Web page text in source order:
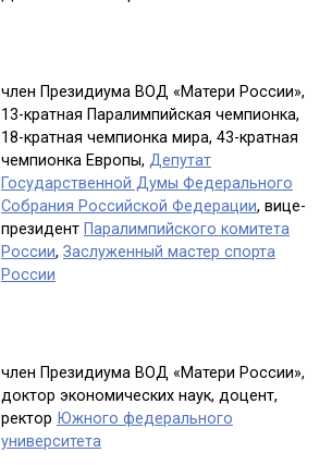
член Президиума ВОД «Матери России»,
13-кратная Паралимпийская чемпионка,
18-кратная чемпионка мира, 43-кратная
чемпионка Европы, Депутат
Государственной Думы Федерального
Собрания Российской Федерации, вице-
президент Паралимпийского комитета
России, Заслуженный мастер спорта
России
член Президиума ВОД «Матери России»,
доктор экономических наук, доцент,
ректор Южного федерального
университета